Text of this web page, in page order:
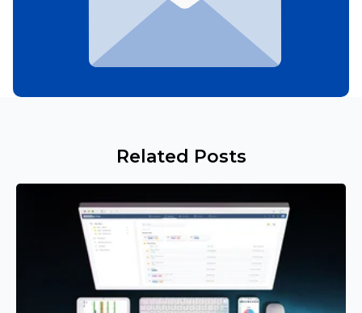
Related Posts